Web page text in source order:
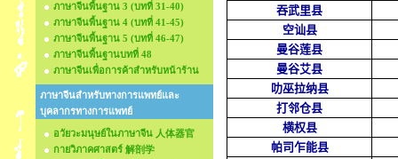
ภาษาจีนพื้นฐาน 3 (บทที่ 31-40)
ภาษาจีนพื้นฐาน 4 (บทที่ 41-45)
ภาษาจีนพื้นฐาน 5 (บทที่ 46-47)
ภาษาจีนพื้นฐานบทที่ 48
ภาษาจีนเพื่อการค้าสำหรับหน้าร้าน
ภาษาจีนสำหรับทางการแพทย์และ
บุคลากรทางการแพทย์
อวัยวะมนุษย์ในภาษาจีน 人体器官
กายวิภาคศาสตร์ 解剖学
吞武里县
空讪县
曼谷莲县
曼谷艾县
叻巫拉纳县
打邻仓县
横权县
帕司乍能县